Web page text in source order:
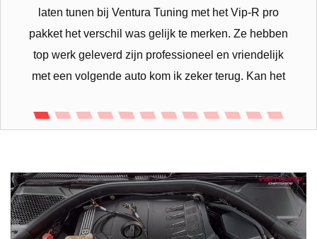
laten tunen bij Ventura Tuning met het Vip-R pro
pakket het verschil was gelijk te merken. Ze hebben
top werk geleverd zijn professioneel en vriendelijk
met een volgende auto kom ik zeker terug. Kan het